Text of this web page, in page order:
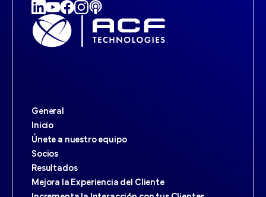
General
Inicio
Únete a nuestro equipo
Socios
Resultados
Mejora la Experiencia del Cliente